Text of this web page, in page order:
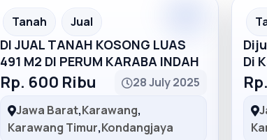
Recommended
Tanah Jual
DI JUAL TANAH KOSONG LUAS
491 M2 DI PERUM KARABA INDAH
Rp. 600 Ribu
28 July 2025
Jawa Barat,Karawang,
Karawang Timur,Kondangjaya
Di